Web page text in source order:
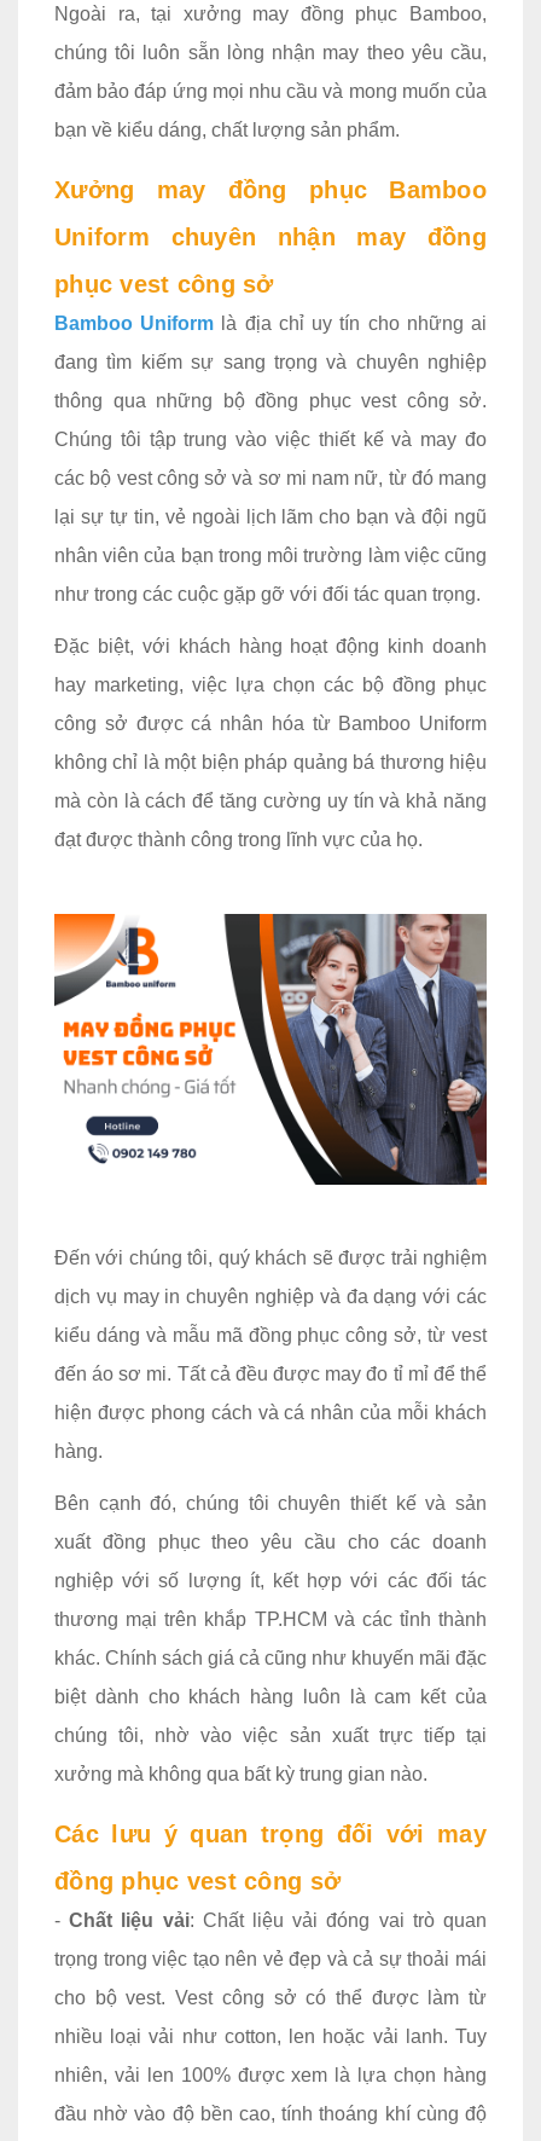
Ngoài ra, tại xưởng may đồng phục Bamboo,
chúng tôi luôn sẵn lòng nhận may theo yêu cầu,
đảm bảo đáp ứng mọi nhu cầu và mong muốn của
bạn về kiểu dáng, chất lượng sản phẩm.
Xưởng may đồng phục Bamboo
Uniform chuyên nhận may đồng
phục vest công sở
Bamboo Uniform là địa chỉ uy tín cho những ai
đang tìm kiếm sự sang trọng và chuyên nghiệp
thông qua những bộ đồng phục vest công sở.
Chúng tôi tập trung vào việc thiết kế và may đo
các bộ vest công sở và sơ mi nam nữ, từ đó mang
lại sự tự tin, vẻ ngoài lịch lãm cho bạn và đội ngũ
nhân viên của bạn trong môi trường làm việc cũng
như trong các cuộc gặp gỡ với đối tác quan trọng.
Đặc biệt, với khách hàng hoạt động kinh doanh
hay marketing, việc lựa chọn các bộ đồng phục
công sở được cá nhân hóa từ Bamboo Uniform
không chỉ là một biện pháp quảng bá thương hiệu
mà còn là cách để tăng cường uy tín và khả năng
đạt được thành công trong lĩnh vực của họ.
Đến với chúng tôi, quý khách sẽ được trải nghiệm
dịch vụ may in chuyên nghiệp và đa dạng với các
kiểu dáng và mẫu mã đồng phục công sở, từ vest
đến áo sơ mi. Tất cả đều được may đo tỉ mỉ để thể
hiện được phong cách và cá nhân của mỗi khách
hàng.
Bên cạnh đó, chúng tôi chuyên thiết kế và sản
xuất đồng phục theo yêu cầu cho các doanh
nghiệp với số lượng ít, kết hợp với các đối tác
thương mại trên khắp TP.HCM và các tỉnh thành
khác. Chính sách giá cả cũng như khuyến mãi đặc
biệt dành cho khách hàng luôn là cam kết của
chúng tôi, nhờ vào việc sản xuất trực tiếp tại
xưởng mà không qua bất kỳ trung gian nào.
Các lưu ý quan trọng đối với may
đồng phục vest công sở
-Chất liệu vải: Chất liệu vải đóng vai trò quan
trọng trong việc tạo nên vẻ đẹp và cả sự thoải mái
cho bộ vest. Vest công sở có thể được làm từ
nhiều loại vải như cotton, len hoặc vải lanh. Tuy
nhiên, vải len 100% được xem là lựa chọn hàng
đầu nhờ vào độ bền cao, tính thoáng khí cùng độ